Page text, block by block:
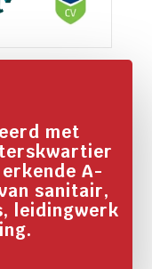
met
A-
sanitair,
leidingwerk